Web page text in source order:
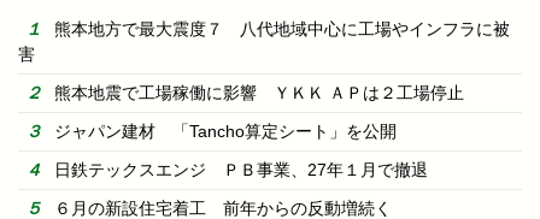
熊本地方で最大震度７ 八代地域中心に工場やインフラに被
害
熊本地震で工場稼働に影響 ＹＫＫ ＡＰは２工場停止
ジャパン建材 「Tancho算定シート」を公開
日鉄テックスエンジ ＰＢ事業、27年１月で撤退
６月の新設住宅着工 前年からの反動増続く